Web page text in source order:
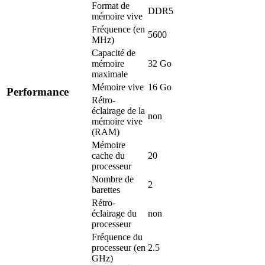
Performance
Format de
mémoire vive
DDR5
Fréquence (en
MHz)
5600
Capacité de
mémoire
maximale
32 Go
Mémoire vive 16 Go
Rétro-
éclairage de la
mémoire vive
(RAM)
non
Mémoire
cache du
processeur
20
Nombre de
barettes
2
Rétro-
éclairage du
processeur
non
Fréquence du
processeur (en
GHz)
2.5